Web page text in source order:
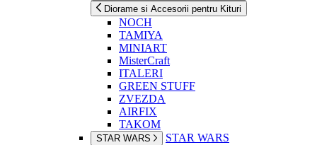
Diorame si Accesorii pentru Kituri
NOCH
TAMIYA
MINIART
MisterCraft
ITALERI
GREEN STUFF
ZVEZDA
AIRFIX
TAKOM
STAR WARS STAR WARS